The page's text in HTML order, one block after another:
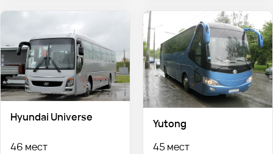
Hyundai Universe
46 мест
Yutong
45 мест